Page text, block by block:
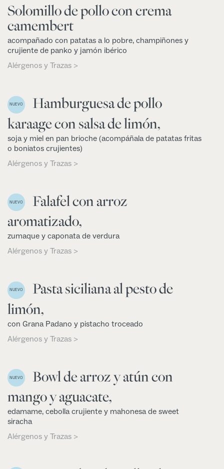
Solomillo de pollo con crema
camembert
acompañado con patatas a lo pobre, champiñones y
crujiente de panko y jamón ibérico
Alérgenos y Trazas >
NUEVO
Hamburguesa de pollo
karaage con salsa de limón,
soja y miel en pan brioche (acompáñala de patatas fritas
o boniatos crujientes)
Alérgenos y Trazas >
NUEVO
Falafel con arroz
aromatizado,
zumaque y caponata de verdura
Alérgenos y Trazas >
NUEVO
Pasta siciliana al pesto de
limón,
con Grana Padano y pistacho troceado
Alérgenos y Trazas >
NUEVO
Bowl de arroz y atún con
mango y aguacate,
edamame, cebolla crujiente y mahonesa de sweet
siracha
Alérgenos y Trazas >